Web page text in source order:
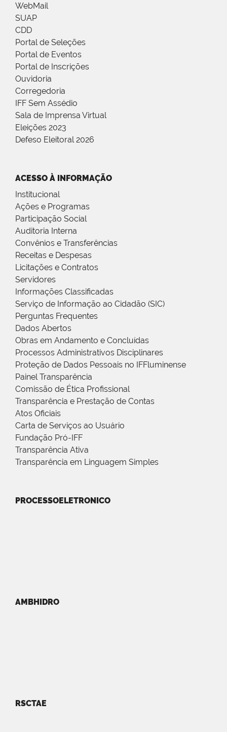
WebMail
SUAP
CDD
Portal de Seleções
Portal de Eventos
Portal de Inscrições
Ouvidoria
Corregedoria
IFF Sem Assédio
Sala de Imprensa Virtual
Eleições 2023
Defeso Eleitoral 2026
ACESSO À INFORMAÇÃO
Institucional
Ações e Programas
Participação Social
Auditoria Interna
Convênios e Transferências
Receitas e Despesas
Licitações e Contratos
Servidores
Informações Classificadas
Serviço de Informação ao Cidadão (SIC)
Perguntas Frequentes
Dados Abertos
Obras em Andamento e Concluídas
Processos Administrativos Disciplinares
Proteção de Dados Pessoais no IFFluminense
Painel Transparência
Comissão de Ética Profissional
Transparência e Prestação de Contas
Atos Oficiais
Carta de Serviços ao Usuário
Fundação Pró-IFF
Transparência Ativa
Transparência em Linguagem Simples
PROCESSOELETRONICO
AMBHIDRO
RSCTAE